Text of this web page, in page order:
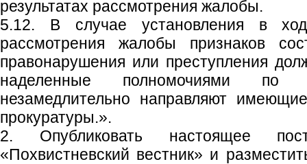
результатах рассмотрения жалобы.
5.12. В случае установления в
рассмотрения жалобы признаков
правонарушения или преступления
наделенные полномочиями по
незамедлительно направляют
прокуратуры.».
2. Опубликовать настоящее
«Похвистневский вестник» и